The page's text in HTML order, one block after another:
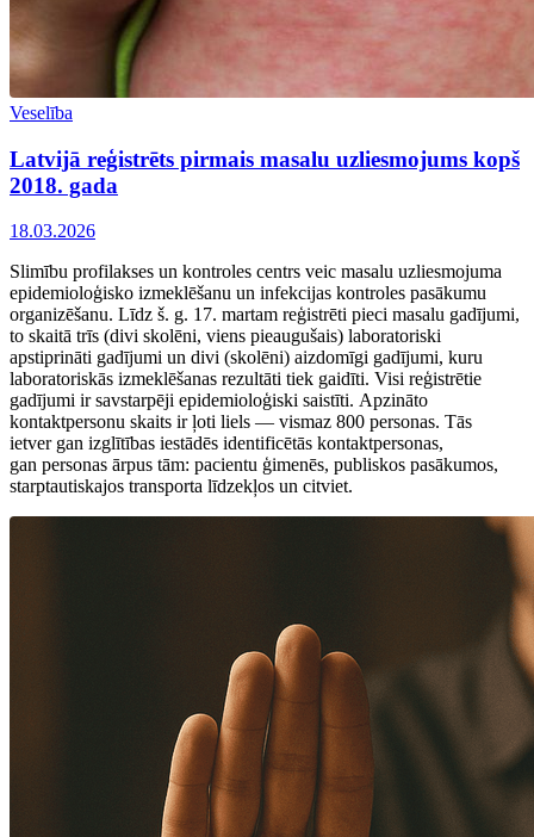
Veselība
Latvijā reģistrēts pirmais masalu uzliesmojums kopš
2018. gada
18.03.2026
Slimību profilakses un kontroles centrs veic masalu uzliesmojuma
epidemioloģisko izmeklēšanu un infekcijas kontroles pasākumu
organizēšanu. Līdz š. g. 17. martam reģistrēti pieci masalu gadījumi,
to skaitā trīs (divi skolēni, viens pieaugušais) laboratoriski
apstiprināti gadījumi un divi (skolēni) aizdomīgi gadījumi, kuru
laboratoriskās izmeklēšanas rezultāti tiek gaidīti. Visi reģistrētie
gadījumi ir savstarpēji epidemioloģiski saistīti. Apzināto
kontaktpersonu skaits ir ļoti liels — vismaz 800 personas. Tās
ietver gan izglītības iestādēs identificētās kontaktpersonas,
gan personas ārpus tām: pacientu ģimenēs, publiskos pasākumos,
starptautiskajos transporta līdzekļos un citviet.